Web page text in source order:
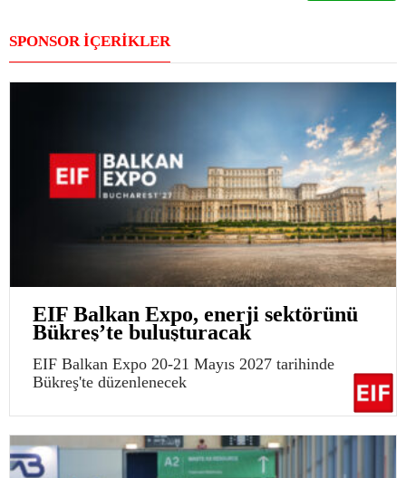
SPONSOR İÇERİKLER
EIF Balkan Expo, enerji sektörünü
Bükreş’te buluşturacak
EIF Balkan Expo 20-21 Mayıs 2027 tarihinde
Bükreş'te düzenlenecek